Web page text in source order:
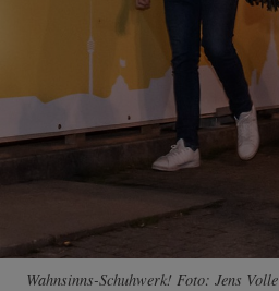
Wahnsinns-Schuhwerk! Foto: Jens Volle